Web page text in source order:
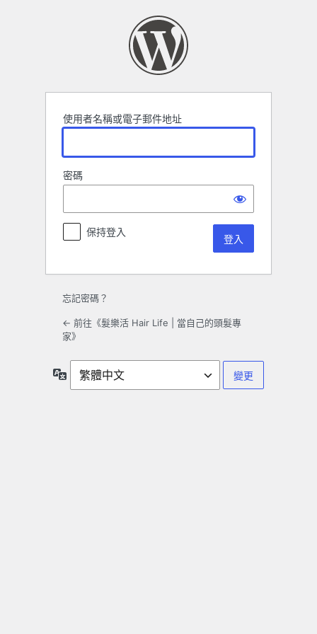
使用者名稱或電子郵件地址
密碼
保持登入
忘記密碼？
← 前往《髮樂活 Hair Life | 當自己的頭髮專
家》
言